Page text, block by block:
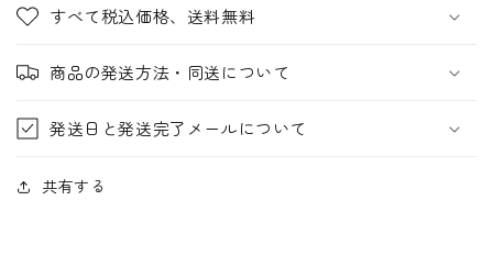
すべて税込価格、送料無料
商品の発送方法・同送について
発送日と発送完了メールについて
共有する